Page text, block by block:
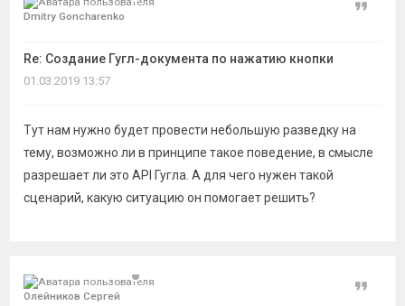
Dmitry Goncharenko
Re: Создание Гугл-документа по нажатию кнопки
Цитата
01.03.2019 13:57
Тут нам нужно будет провести небольшую разведку на
тему, возможно ли в принципе такое поведение, в смысле
разрешает ли это API Гугла. А для чего нужен такой
сценарий, какую ситуацию он помогает решить?
Олейников Сергей
Цитата